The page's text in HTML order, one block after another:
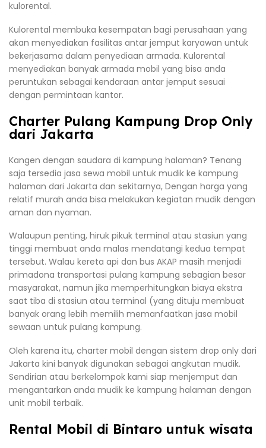
kulorental.
Kulorental membuka kesempatan bagi perusahaan yang
akan menyediakan fasilitas antar jemput karyawan untuk
bekerjasama dalam penyediaan armada. Kulorental
menyediakan banyak armada mobil yang bisa anda
peruntukan sebagai kendaraan antar jemput sesuai
dengan permintaan kantor.
Charter Pulang Kampung Drop Only
dari Jakarta
Kangen dengan saudara di kampung halaman? Tenang
saja tersedia jasa sewa mobil untuk mudik ke kampung
halaman dari Jakarta dan sekitarnya, Dengan harga yang
relatif murah anda bisa melakukan kegiatan mudik dengan
aman dan nyaman.
Walaupun penting, hiruk pikuk terminal atau stasiun yang
tinggi membuat anda malas mendatangi kedua tempat
tersebut. Walau kereta api dan bus AKAP masih menjadi
primadona transportasi pulang kampung sebagian besar
masyarakat, namun jika memperhitungkan biaya ekstra
saat tiba di stasiun atau terminal (yang dituju membuat
banyak orang lebih memilih memanfaatkan jasa mobil
sewaan untuk pulang kampung.
Oleh karena itu, charter mobil dengan sistem drop only dari
Jakarta kini banyak digunakan sebagai angkutan mudik.
Sendirian atau berkelompok kami siap menjemput dan
mengantarkan anda mudik ke kampung halaman dengan
unit mobil terbaik.
Rental Mobil di Bintaro untuk wisata